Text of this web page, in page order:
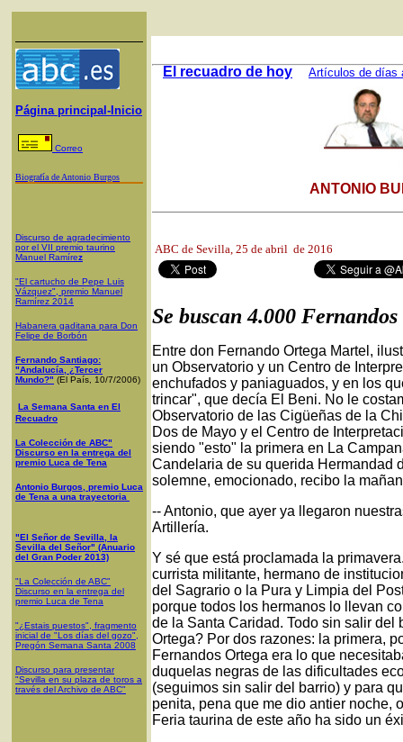
Página principal-Inicio
Correo
Biografía de Antonio Burgos
Discurso de agradecimiento
por el VII premio taurino
Manuel Ramírez
"El cartucho de Pepe Luis
Vázquez", premio Manuel
Ramírez 2014
Habanera gaditana para Don
Felipe de Borbón
Fernando Santiago:
"Andalucía, ¿Tercer
Mundo?" (El País, 10/7/2006)
La Semana Santa en El
Recuadro
La Colección de ABC"
Discurso en la entrega del
premio Luca de Tena
Antonio Burgos, premio Luca
de Tena a una trayectoria
"El Señor de Sevilla, la
Sevilla del Señor" (Anuario
del Gran Poder 2013)
"La Colección de ABC"
Discurso en la entrega del
premio Luca de Tena
"¿Estais puestos", fragmento
inicial de "Los días del gozo",
Pregón Semana Santa 2008
Discurso para presentar
"Sevilla en su plaza de toros a
través del Archivo de ABC"
El recuadro de hoy Artículos de días
ANTONIO
ABC de Sevilla, 25 de abril de 2016
Se buscan 4.000
Entre don Fernando Ortega Martel,
un Observatorio y un Centro de
enchufados y paniaguados, y en los
trincar", que decía El Beni. No le
Observatorio de las Cigüeñas de la
Dos de Mayo y el Centro de
siendo "esto" la primera en La
Candelaria de su querida Hermandad
solemne, emocionado, recibo la
-- Antonio, que ayer ya llegaron
Artillería.
Y sé que está proclamada la
currista militante, hermano de
del Sagrario o la Pura y Limpia del
porque todos los hermanos lo llevan
de la Santa Caridad. Todo sin salir
Ortega? Por dos razones: la primera,
Fernandos Ortega era lo que
duquelas negras de las dificultades
(seguimos sin salir del barrio) y para
penita, pena que me dio antier noche,
Feria taurina de este año ha sido un